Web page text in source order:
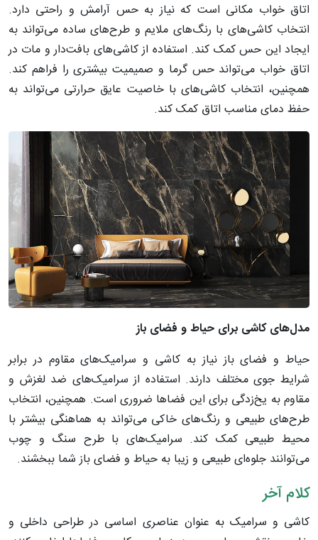
اتاق خواب مکانی است که نیاز به حس آرامش و راحتی دارد.
انتخاب کاشی‌های با رنگ‌های ملایم و طرح‌های ساده می‌تواند به
ایجاد این حس کمک کند. استفاده از کاشی‌های بافت‌دار و مات در
اتاق خواب می‌تواند حس گرما و صمیمیت بیشتری را فراهم کند.
همچنین، انتخاب کاشی‌های با خاصیت عایق حرارتی می‌تواند به
حفظ دمای مناسب اتاق کمک کند.
مدلهای کاشی برای حیاطو فضای باز
حیاط و فضای باز نیاز به کاشی و سرامیک‌های مقاوم در برابر
شرایط جوی مختلف دارند. استفاده از سرامیک‌های ضد لغزش و
مقاوم به یخ‌زدگی برای این فضاها ضروری است. همچنین، انتخاب
طرح‌های طبیعی و رنگ‌های خاکی می‌تواند به هماهنگی بیشتر با
محیط طبیعی کمک کند. سرامیک‌های با طرح سنگ و چوب
می‌توانند جلوه‌ای طبیعی و زیبا به حیاط و فضای باز شما ببخشند.
کلام آخر
کاشی و سرامیک به عنوان عناصری اساسی در طراحی داخلی و